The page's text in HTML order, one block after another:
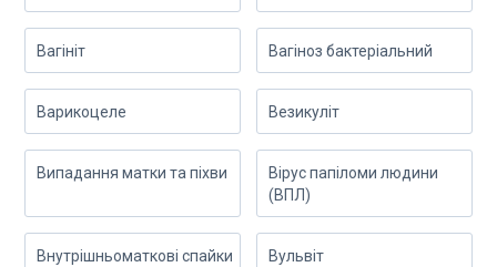
Вагініт Вагіноз бактеріальний
Варикоцеле Везикуліт
Випадання матки та піхви
Вірус папіломи людини
(ВПЛ)
Внутрішньоматкові спайки
Вульвіт